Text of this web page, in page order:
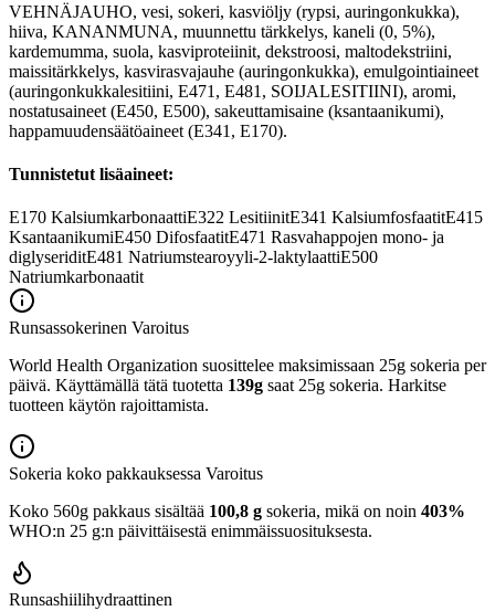
VEHNÄJAUHO, vesi, sokeri, kasviöljy (rypsi, auringonkukka),
hiiva, KANANMUNA, muunnettu tärkkelys, kaneli (0, 5%),
kardemumma, suola, kasviproteiinit, dekstroosi, maltodekstriini,
maissitärkkelys, kasvirasvajauhe (auringonkukka), emulgointiaineet
(auringonkukkalesitiini, E471, E481, SOIJALESITIINI), aromi,
nostatusaineet (E450, E500), sakeuttamisaine (ksantaanikumi),
happamuudensäätöaineet (E341, E170).
Tunnistetut lisäaineet:
E170 KalsiumkarbonaattiE322 LesitiinitE341 KalsiumfosfaatitE415
KsantaanikumiE450 DifosfaatitE471 Rasvahappojen mono- ja
diglyseriditE481 Natriumstearoyyli-2-laktylaattiE500
Natriumkarbonaatit
Runsassokerinen Varoitus
World Health Organization suosittelee maksimissaan 25g sokeria per
päivä. Käyttämällä tätä tuotetta 139g saat 25g sokeria. Harkitse
tuotteen käytön rajoittamista.
Sokeria koko pakkauksessa Varoitus
Koko 560g pakkaus sisältää 100,8 g sokeria, mikä on noin 403%
WHO:n 25 g:n päivittäisestä enimmäissuosituksesta.
Runsashiilihydraattinen